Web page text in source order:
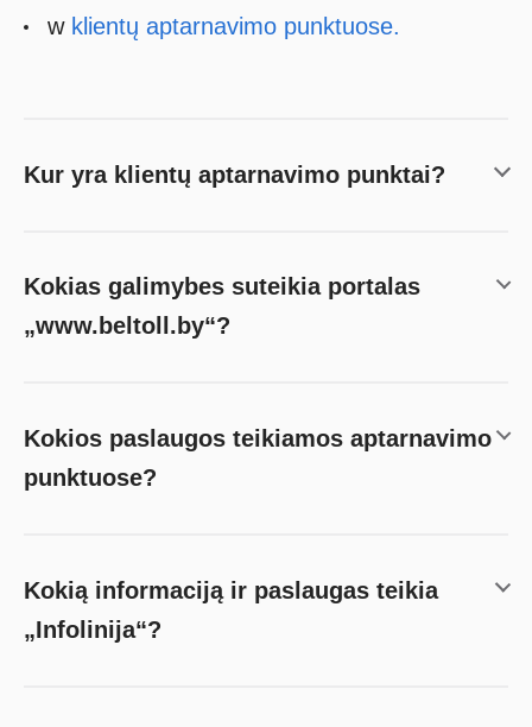
w klientų aptarnavimo punktuose.
Kur yra klientų aptarnavimo punktai?
Kokias galimybes suteikia portalas
„www.beltoll.by“?
Kokios paslaugos teikiamos aptarnavimo
punktuose?
Kokią informaciją ir paslaugas teikia
„Infolinija“?